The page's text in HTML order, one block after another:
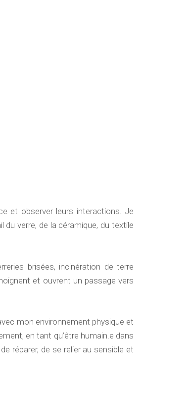
et observer leurs interactions. Je
du verre, de la céramique, du textile
brisées, incinération de terre
et ouvrent un passage vers
mon environnement physique et
en tant qu’être humain.e dans
réparer, de se relier au sensible et